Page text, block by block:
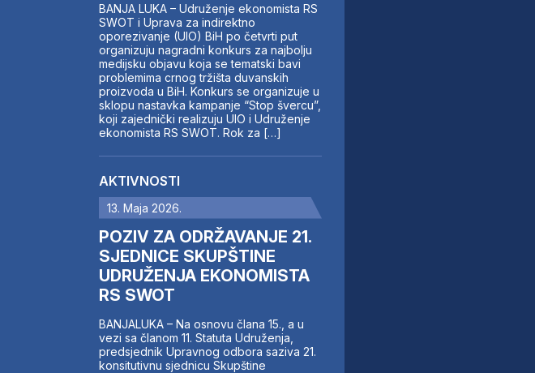
BANJA LUKA – Udruženje ekonomista RS
SWOT i Uprava za indirektno
oporezivanje (UIO) BiH po četvrti put
organizuju nagradni konkurs za najbolju
medijsku objavu koja se tematski bavi
problemima crnog tržišta duvanskih
proizvoda u BiH. Konkurs se organizuje u
sklopu nastavka kampanje “Stop švercu”,
koji zajednički realizuju UIO i Udruženje
ekonomista RS SWOT. Rok za […]
AKTIVNOSTI
13. Maja 2026.
POZIV ZA ODRŽAVANJE 21.
SJEDNICE SKUPŠTINE
UDRUŽENJA EKONOMISTA
RS SWOT
BANJALUKA – Na osnovu člana 15., a u
vezi sa članom 11. Statuta Udruženja,
predsjednik Upravnog odbora saziva 21.
konsitutivnu sjednicu Skupštine